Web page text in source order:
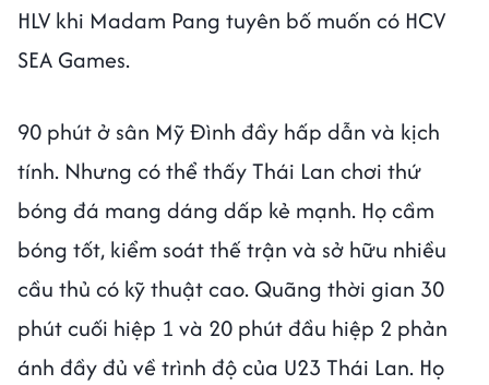
HLV khi Madam Pang tuyên bố muốn có HCV
SEA Games.
90 phút ở sân Mỹ Đình đầy hấp dẫn và kịch
tính. Nhưng có thể thấy Thái Lan chơi thứ
bóng đá mang dáng dấp kẻ mạnh. Họ cầm
bóng tốt, kiểm soát thế trận và sở hữu nhiều
cầu thủ có kỹ thuật cao. Quãng thời gian 30
phút cuối hiệp 1 và 20 phút đầu hiệp 2 phản
ánh đầy đủ về trình độ của U23 Thái Lan. Họ